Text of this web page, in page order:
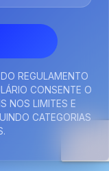
REGULAMENTO
CONSENTE O
NOS LIMITES E
CATEGORIAS